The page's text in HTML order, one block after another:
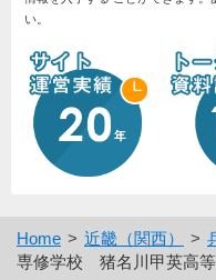
い。
Home 近畿（関西）
専修学校 猪名川甲英高